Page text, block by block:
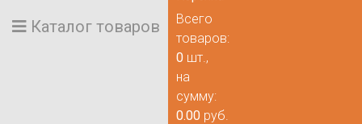
Каталог товаров
Всего
товаров:
0 шт.,
на
сумму:
0.00 руб.